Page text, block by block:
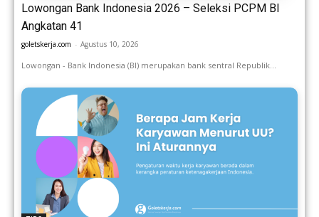
Lowongan Bank Indonesia 2026 – Seleksi PCPM BI
Angkatan 41
goletskerja.com - Agustus 10, 2026
Lowongan - Bank Indonesia (BI) merupakan bank sentral Republik...